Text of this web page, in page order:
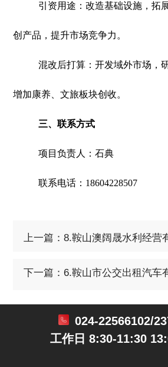
引资用途：改造基础设施，拓
创产品，提升市场竞争力。
混改后打算：开发域外市场，
增加康养、文旅板块创收。
三、联系方式
项目负责人：石典
联系电话：18604228507
上一篇：8.鞍山澳阔晟水利经营
下一篇：6.鞍山市公交出租汽车
024-22566102/
工作日 8:30-11:30